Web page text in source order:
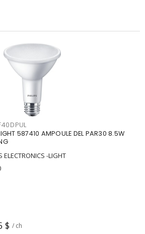
587410 AMPOULE DEL PAR30 8.5W
ELECTRONICS -LIGHT
$ / ch